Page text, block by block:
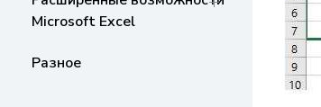
Microsoft Excel
Разное